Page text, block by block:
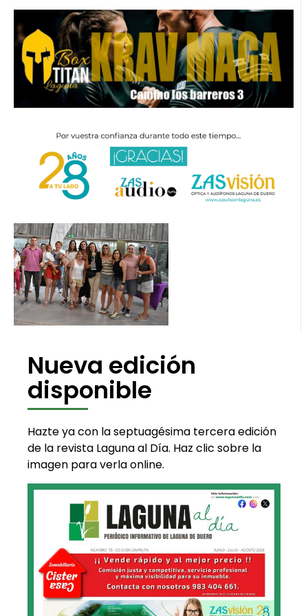
Nueva edición
disponible
Hazte ya con la septuagésima tercera edición
de la revista Laguna al Día. Haz clic sobre la
imagen para verla online.